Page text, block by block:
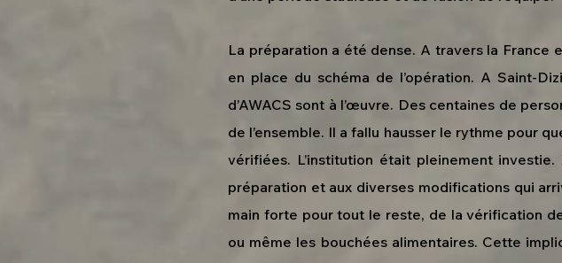
La préparation a été dense. A travers la France
en place du schéma de l’opération. A Saint-
d’AWACS sont à l’œuvre. Des centaines de
de l’ensemble. Il a fallu hausser le rythme pour
vérifiées. L’institution était pleinement
préparation et aux diverses modifications qui
main forte pour tout le reste, de la vérification
ou même les bouchées alimentaires. Cette